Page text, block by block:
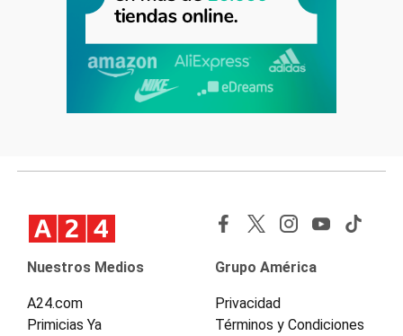
Nuestros Medios
A24.com
Primicias Ya
Grupo América
Privacidad
Términos y Condiciones